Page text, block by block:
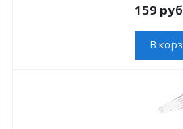
159
В